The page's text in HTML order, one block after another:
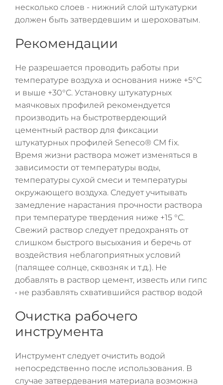
несколько слоев - нижний слой штукатурки
должен быть затвердевшим и шероховатым.
Рекомендации
Не разрешается проводить работы при
температуре воздуха и основания ниже +5°С
и выше +30°С. Установку штукатурных
маячковых профилей рекомендуется
производить на быстротвердеющий
цементный раствор для фиксации
штукатурных профилей Seneco® СМ fix.
Время жизни раствора может изменяться в
зависимости от температуры воды,
температуры сухой смеси и температуры
окружающего воздуха. Следует учитывать
замедление нарастания прочности раствора
при температуре твердения ниже +15 °С.
Свежий раствор следует предохранять от
слишком быстрого высыхания и беречь от
воздействия неблагоприятных условий
(палящее солнце, сквозняк и т.д.). Не
добавлять в раствор цемент, известь или гипс
• не разбавлять схватившийся раствор водой
Очистка рабочего
инструмента
Инструмент следует очистить водой
непосредственно после использования. В
случае затвердевания материала возможна